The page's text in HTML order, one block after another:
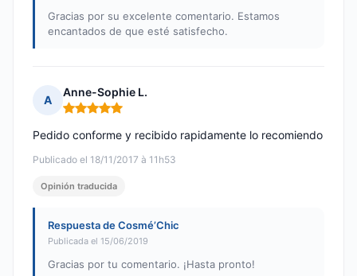
Gracias por su excelente comentario. Estamos
encantados de que esté satisfecho.
A
Anne-Sophie L.
Nota: 5 de 5
Publicado el 18/11/2017 à 11h53
Pedido conforme y recibido rapidamente lo recomiendo
Opinión traducida
Respuesta de Cosmé’Chic
Publicada el 15/06/2019
Gracias por tu comentario. ¡Hasta pronto!